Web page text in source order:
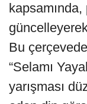
Bu
“Selamı
yarışması